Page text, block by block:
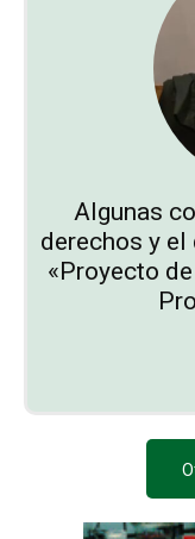
Algunas
derechos y
«Proyecto